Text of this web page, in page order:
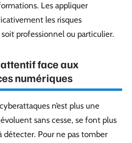
Les appliquer
les risques
soit professionnel ou particulier.
face aux
numériques
n’est plus une
sans cesse, se font plus
détecter. Pour ne pas tomber